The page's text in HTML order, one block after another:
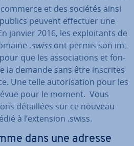
et des sociétés ainsi
peuvent effectuer une
janvier 2016, les ex­ploi­tants de
.swissont permis son im­
que les as­so­cia­tions et fon­
la demande sans être inscrites
Une telle au­to­ri­sa­tion pour les
pour le moment. Vous
dé­tail­lées sur ce nouveau
à l’extension .swiss.
dans une adresse